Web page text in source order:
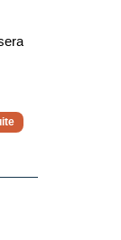
en